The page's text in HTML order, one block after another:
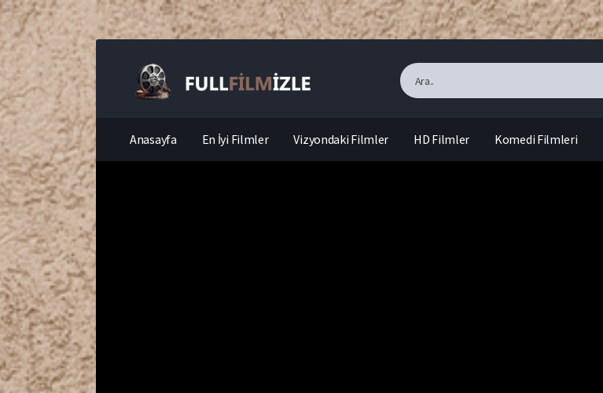
Anasayfa En İyi Filmler Vizyondaki Filmler HD Filmler Komedi Filmleri